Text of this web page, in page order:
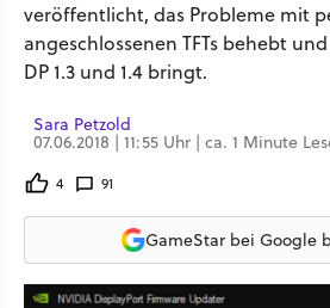
veröffentlicht, das Probleme mit
angeschlossenen TFTs behebt
DP 1.3 und 1.4 bringt.
Sara Petzold
07.06.2018 | 11:55 Uhr | ca. 1 Minute
4 91
GameStar bei Google